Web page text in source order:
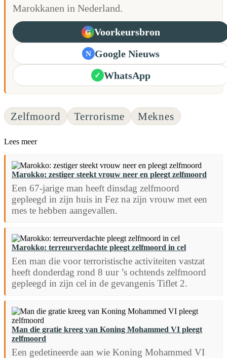
Marokkanen in Nederland.
G Voorkeursbron
N Google Nieuws
✓ WhatsApp
Zelfmoord Terrorisme Meknes
Lees meer
Marokko: zestiger steekt vrouw neer en pleegt zelfmoord
Een 67-jarige man heeft dinsdag zelfmoord
gepleegd in zijn huis in Fez na zijn vrouw met een
mes te hebben aangevallen.
Marokko: terreurverdachte pleegt zelfmoord in cel
Een man die voor terroristische activiteiten vastzat
heeft donderdag rond 8 uur ’s ochtends zelfmoord
gepleegd in zijn cel in de gevangenis Tiflet 2.
Man die gratie kreeg van Koning Mohammed VI pleegt
zelfmoord
Een gedetineerde aan wie Koning Mohammed VI